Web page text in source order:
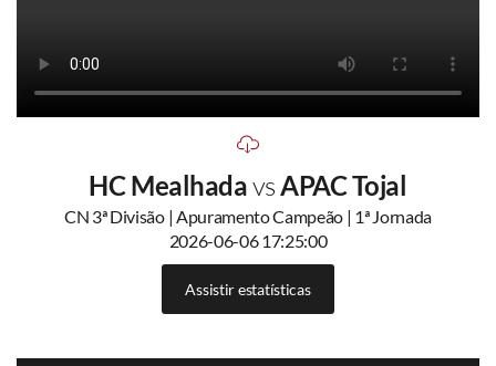
HC MealhadavsAPAC Tojal
CN 3ª Divisão | Apuramento Campeão | 1ª Jornada
2026-06-06 17:25:00
Assistir estatísticas